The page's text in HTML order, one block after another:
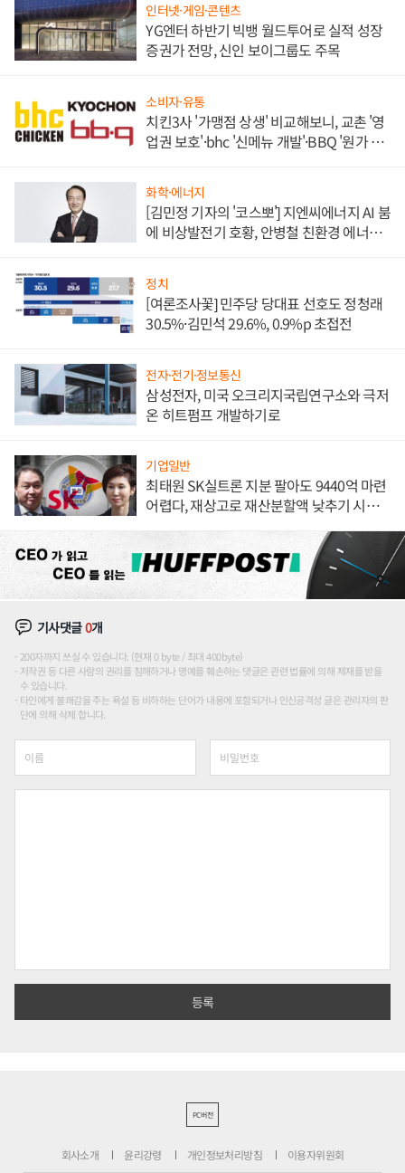
인터넷·게임·콘텐츠
YG엔터 하반기 빅뱅 월드투어로 실적 성장
증권가 전망, 신인 보이그룹도 주목
소비자·유통
치킨3사 '가맹점 상생' 비교해보니, 교촌 '영
업권 보호'·bhc '신메뉴 개발'·BBQ '원가 부
화학·에너지
[김민정 기자의 '코스뽀'] 지엔씨에너지 AI 붐
에 비상발전기 호황, 안병철 친환경 에너지
정치
[여론조사꽃] 민주당 당대표 선호도 정청래
30.5%·김민석 29.6%, 0.9%p 초접전
전자·전기·정보통신
삼성전자, 미국 오크리지국립연구소와 극저
온 히트펌프 개발하기로
기업일반
최태원 SK실트론 지분 팔아도 9440억 마련
어렵다, 재상고로 재산분할액 낮추기 시도
기사댓글0개
200자까지 쓰실 수 있습니다. (현재 0 byte / 최대 400byte)
저작권 등 다른 사람의 권리를 침해하거나 명예를 훼손하는 댓글은 관련 법률에 의해 제재를 받을
수 있습니다.
타인에게 불쾌감을 주는 욕설 등 비하하는 단어가 내용에 포함되거나 인신공격성 글은 관리자의 판
단에 의해 삭제 합니다.
PC버전
회사소개 윤리강령 개인정보처리방침 이용자위원회